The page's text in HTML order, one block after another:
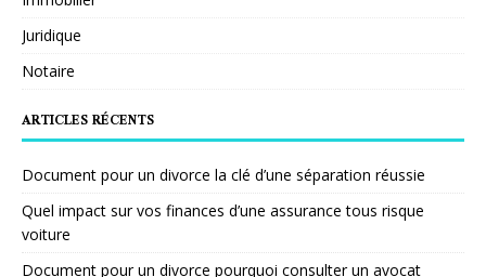
Juridique
Notaire
ARTICLES RÉCENTS
Document pour un divorce la clé d’une séparation réussie
Quel impact sur vos finances d’une assurance tous risque
voiture
Document pour un divorce pourquoi consulter un avocat